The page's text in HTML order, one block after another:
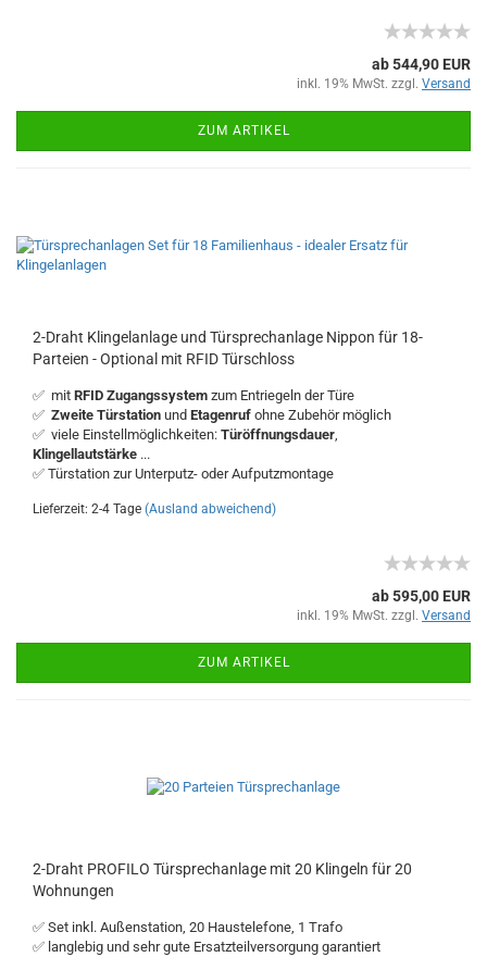
ab 544,90 EUR
inkl. 19% MwSt. zzgl. Versand
ZUM ARTIKEL
2-Draht Klingelanlage und Türsprechanlage Nippon für 18-
Parteien - Optional mit RFID Türschloss
✅ mit RFID Zugangssystem zum Entriegeln der Türe
✅ Zweite Türstation und Etagenruf ohne Zubehör möglich
✅ viele Einstellmöglichkeiten: Türöffnungsdauer,
Klingellautstärke ...
✅ Türstation zur Unterputz- oder Aufputzmontage
Lieferzeit: 2-4 Tage (Ausland abweichend)
ab 595,00 EUR
inkl. 19% MwSt. zzgl. Versand
ZUM ARTIKEL
2-Draht PROFILO Türsprechanlage mit 20 Klingeln für 20
Wohnungen
✅ Set inkl. Außenstation, 20 Haustelefone, 1 Trafo
✅ langlebig und sehr gute Ersatzteilversorgung garantiert